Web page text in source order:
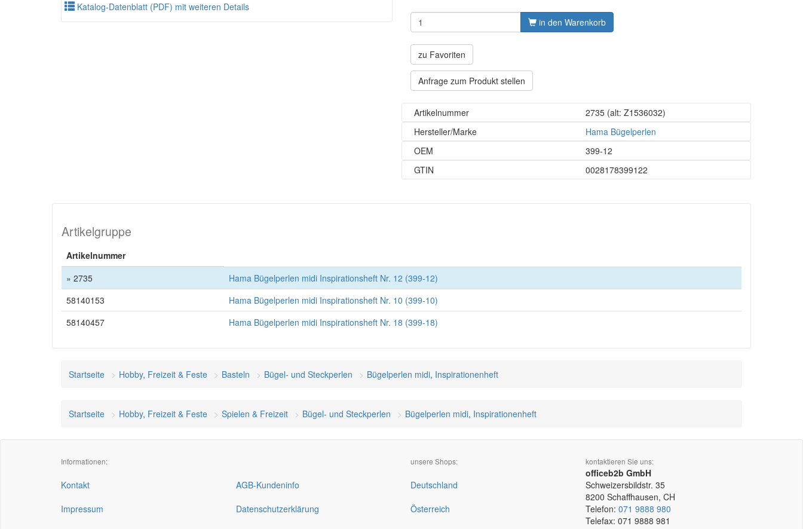
Katalog-Datenblatt (PDF) mit weiteren Details
in den Warenkorb
zu Favoriten
Anfrage zum Produkt stellen
Artikelnummer 2735(alt: Z1536032)
Hersteller/Marke
Hama Bügelperlen
OEM
399-12
GTIN
0028178399122
Artikelgruppe
Artikelnummer
» 2735
Hama Bügelperlen midi Inspirationsheft Nr. 12 (399-12)
58140153
Hama Bügelperlen midi Inspirationsheft Nr. 10 (399-10)
58140457
Hama Bügelperlen midi Inspirationsheft Nr. 18 (399-18)
Startseite Hobby, Freizeit & Feste Basteln Bügel- und Steckperlen Bügelperlen midi, Inspirationenheft
Startseite Hobby, Freizeit & Feste Spielen & Freizeit Bügel- und Steckperlen Bügelperlen midi, Inspirationenheft
Informationen:
Kontakt
Impressum
AGB-Kundeninfo
Datenschutzerklärung
unsere Shops:
Deutschland
Österreich
kontaktieren Sie uns:
officeb2b GmbH
Schweizersbildstr. 35
8200 Schaffhausen, CH
Telefon: 071 9888 980
Telefax: 071 9888 981